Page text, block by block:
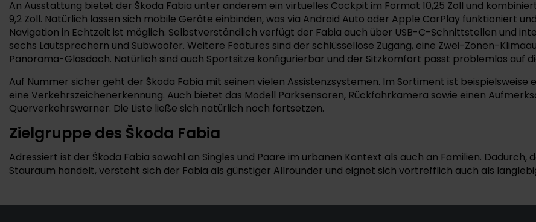
An Ausstattung bietet der Škoda Fabia unter anderem ein virtuelles Cockpit im Format 10,25 Zoll und
9,2 Zoll. Natürlich lassen sich mobile Geräte einbinden, was via Android Auto oder Apple CarPlay funktioniert
Navigation in Echtzeit ist möglich. Selbstverständlich verfügt der Fabia auch über USB-C-Schnittstellen und
sechs Lautsprechern und Subwoofer. Weitere Features sind der schlüssellose Zugang, eine Zwei-Zonen-
Panorama-Glasdach. Natürlich sind auch Sportsitze konfigurierbar und der Sitzkomfort passt problemlos auf
Auf Nummer sicher geht der Škoda Fabia mit seinen vielen Assistenzsystemen. Im Sortiment ist
eine Verkehrszeichenerkennung. Auch bietet das Modell Parksensoren, Rückfahrkamera sowie einen
Querverkehrswarner. Die Liste ließe sich natürlich noch fortsetzen.
Zielgruppe des Škoda Fabia
Adressiert ist der Škoda Fabia sowohl an Singles und Paare im urbanen Kontext als auch an Familien. Dadurch,
Stauraum handelt, versteht sich der Fabia als günstiger Allrounder und eignet sich vortrefflich auch als